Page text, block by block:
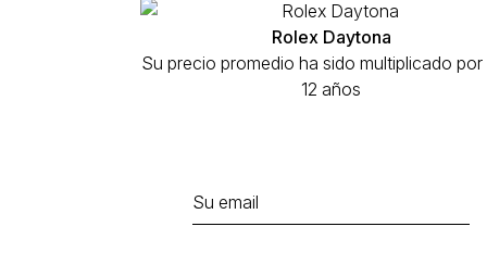
Rolex Daytona
Su precio promedio ha sido multiplicado por
12 años